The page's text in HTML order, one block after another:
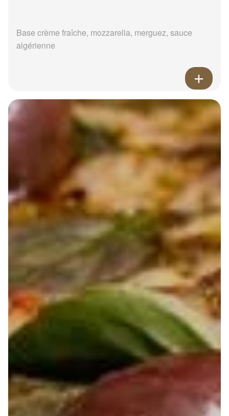
Base crème fraîche, mozzarella, merguez, sauce
algérienne